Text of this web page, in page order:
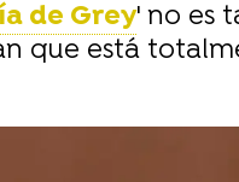
de Grey' no es
que está